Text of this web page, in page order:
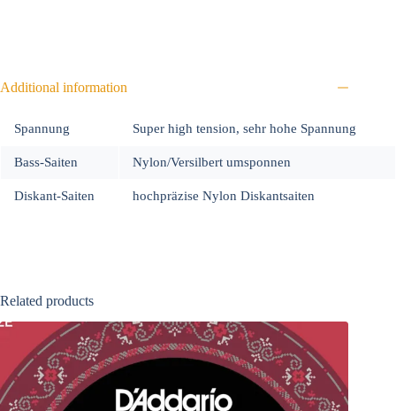
Additional information
Spannung Super high tension, sehr hohe Spannung
Bass-Saiten Nylon/Versilbert umsponnen
Diskant-Saiten hochpräzise Nylon Diskantsaiten
Related products